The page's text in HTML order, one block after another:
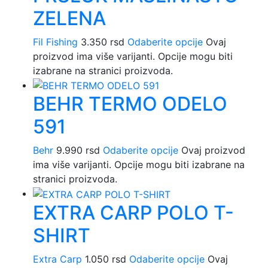
ZELENA
Fil Fishing 3.350 rsd Odaberite opcije Ovaj
proizvod ima više varijanti. Opcije mogu biti
izabrane na stranici proizvoda.
BEHR TERMO ODELO
591
Behr 9.990 rsd Odaberite opcije Ovaj proizvod
ima više varijanti. Opcije mogu biti izabrane na
stranici proizvoda.
EXTRA CARP POLO T-
SHIRT
Extra Carp 1.050 rsd Odaberite opcije Ovaj